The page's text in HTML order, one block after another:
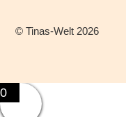
©Tinas-Welt 2026
0